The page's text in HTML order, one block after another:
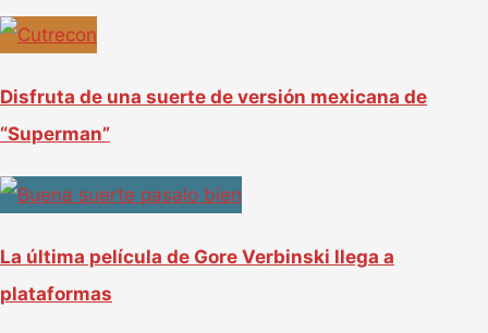
r
Disfruta de una suerte de versión mexicana de
“Superman”
La última película de Gore Verbinski llega a
plataformas